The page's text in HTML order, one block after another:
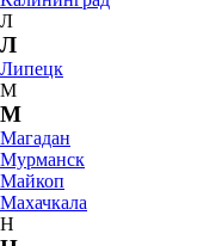
Л
Л
Липецк
М
М
Магадан
Мурманск
Майкоп
Махачкала
Н